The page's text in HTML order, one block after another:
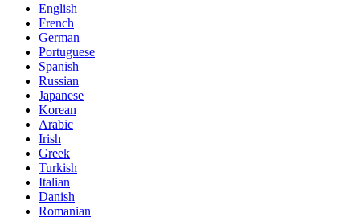
English
French
German
Portuguese
Spanish
Russian
Japanese
Korean
Arabic
Irish
Greek
Turkish
Italian
Danish
Romanian